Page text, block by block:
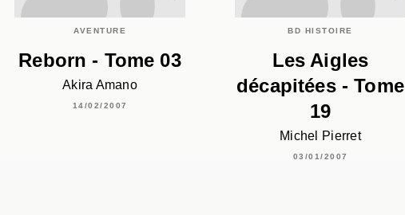
AVENTURE
Reborn - Tome 03
Akira Amano
14/02/2007
BD HISTOIRE
Les Aigles
décapitées - Tome
19
Michel Pierret
03/01/2007